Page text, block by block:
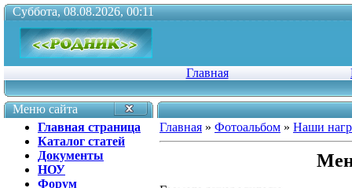
Суббота, 08.08.2026, 00:11
Главная
Меню сайта
Главная страница
Каталог статей
Документы
НОУ
Форум
Главная » Фотоальбом » Наши